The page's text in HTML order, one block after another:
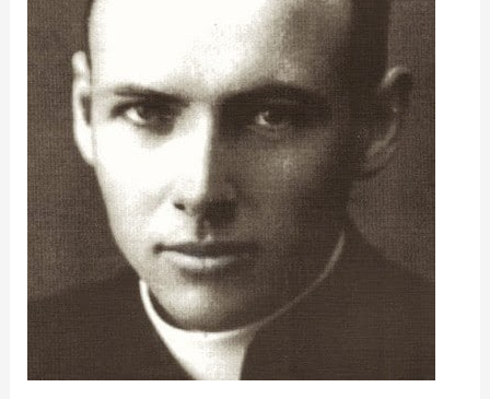
que
permaneció
junto
a
su
pueblo
hasta
el
final